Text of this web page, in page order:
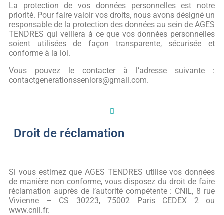
La protection de vos données personnelles est notre
priorité. Pour faire valoir vos droits, nous avons désigné un
responsable de la protection des données au sein de AGES
TENDRES qui veillera à ce que vos données personnelles
soient utilisées de façon transparente, sécurisée et
conforme à la loi.
Vous pouvez le contacter à l’adresse suivante :
contactgenerationsseniors@gmail.com.
Droit de réclamation
Si vous estimez que AGES TENDRES utilise vos données
de manière non conforme, vous disposez du droit de faire
réclamation auprès de l’autorité compétente : CNIL, 8 rue
Vivienne – CS 30223, 75002 Paris CEDEX 2 ou
www.cnil.fr.